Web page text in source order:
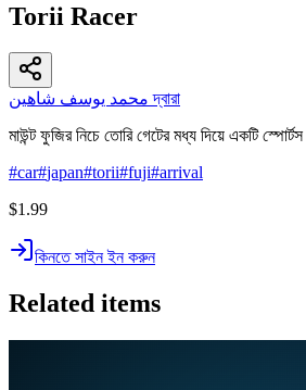
Torii Racer
محمد يوسف شاهين দ্বারা
মাউন্ট ফুজির নিচে তোরি গেটের মধ্য দিয়ে একটি
#car#japan#torii#fuji#arrival
$1.99
কিনতে সাইন ইন করুন
Related items